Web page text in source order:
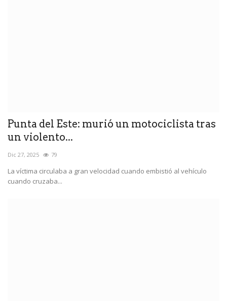
Punta del Este: murió un motociclista tras
un violento...
Dic 27, 2025 79
La víctima circulaba a gran velocidad cuando embistió al vehículo
cuando cruzaba...